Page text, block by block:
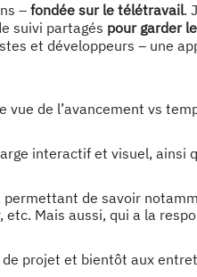
– fondée sur le télétravail.
suivi partagés pour garder
et développeurs – une
vue de l’avancement vs
interactif et visuel, ainsi
permettant de savoir
Mais aussi, qui a la
projet et bientôt aux